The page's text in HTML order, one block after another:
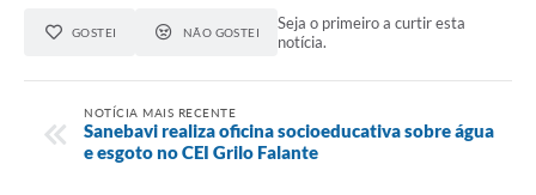
GOSTEI NÃO GOSTEI
Seja o primeiro a curtir esta
notícia.
NOTÍCIA MAIS RECENTE
Sanebavi realiza oficina socioeducativa sobre água
e esgoto no CEI Grilo Falante